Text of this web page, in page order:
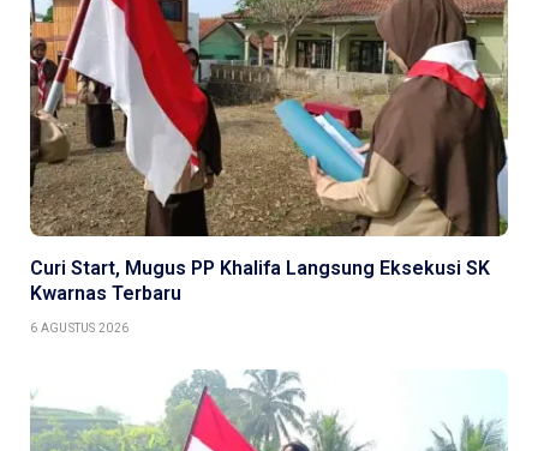
Curi Start, Mugus PP Khalifa Langsung Eksekusi SK
Kwarnas Terbaru
6 AGUSTUS 2026